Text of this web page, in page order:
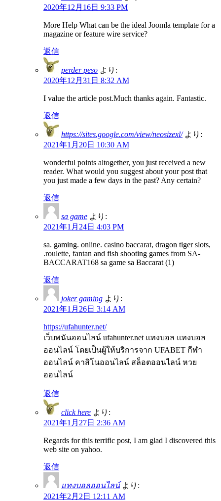
2020年12月16日 9:33 PM
More Help What can be the ideal Joomla template for a
magazine or feature wire service?
返信
perder peso より:
2020年12月31日 8:32 AM
I value the article post.Much thanks again. Fantastic.
返信
https://sites.google.com/view/neosizexl/ より:
2021年1月20日 10:30 AM
wonderful points altogether, you just received a new
reader. What would you suggest about your post that
you just made a few days in the past? Any certain?
返信
sa game より:
2021年1月24日 4:03 PM
sa. gaming. online. casino baccarat, dragon tiger slots,
.roulette, fantan and fish shooting games from SA-
BACCARAT168 sa game sa Baccarat (1)
返信
joker gaming より:
2021年1月26日 3:14 AM
https://ufahunter.net/
เว็บพนันออนไลน์ ufahunter.net แทงบอล แทงบอล
ออนไลน์ โดยเป็นผู้ให้บริการจาก UFABET กีฬา
ออนไลน์ คาสิโนออนไลน์ สล็อตออนไลน์ หวย
ออนไลน์
返信
click here より:
2021年1月27日 2:36 AM
Regards for this terrific post, I am glad I discovered this
web site on yahoo.
返信
แทงบอลออนไลน์ より:
2021年2月2日 12:11 AM